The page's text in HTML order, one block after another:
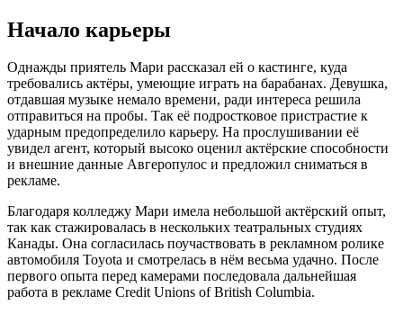
Начало карьеры
Однажды приятель Мари рассказал ей о кастинге, куда
требовались актёры, умеющие играть на барабанах. Девушка,
отдавшая музыке немало времени, ради интереса решила
отправиться на пробы. Так её подростковое пристрастие к
ударным предопределило карьеру. На прослушивании её
увидел агент, который высоко оценил актёрские способности
и внешние данные Авгеропулос и предложил сниматься в
рекламе.
Благодаря колледжу Мари имела небольшой актёрский опыт,
так как стажировалась в нескольких театральных студиях
Канады. Она согласилась поучаствовать в рекламном ролике
автомобиля Toyota и смотрелась в нём весьма удачно. После
первого опыта перед камерами последовала дальнейшая
работа в рекламе Credit Unions of British Columbia.